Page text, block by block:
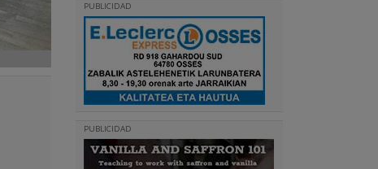
PUBLICIDAD
PUBLICIDAD